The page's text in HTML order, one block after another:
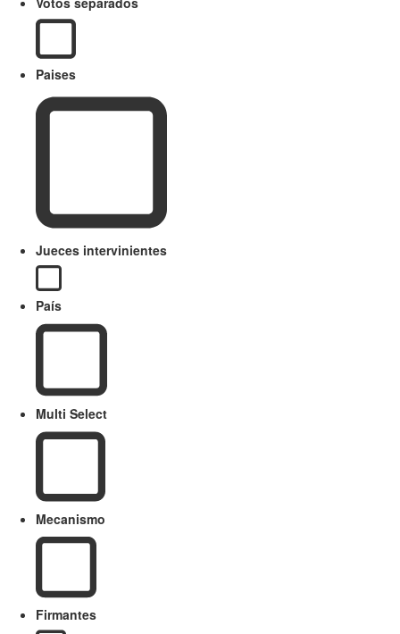
Paises
Jueces intervinientes
País
Multi Select
Mecanismo
Firmantes